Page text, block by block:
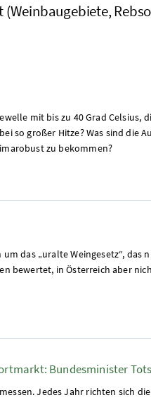
mit bis zu 40 Grad Celsius,
so großer Hitze? Was sind die
zu bekommen?
das „uralte Weingesetz“, das
bewertet, in Österreich aber
Bundesminister
Jedes Jahr richten sich